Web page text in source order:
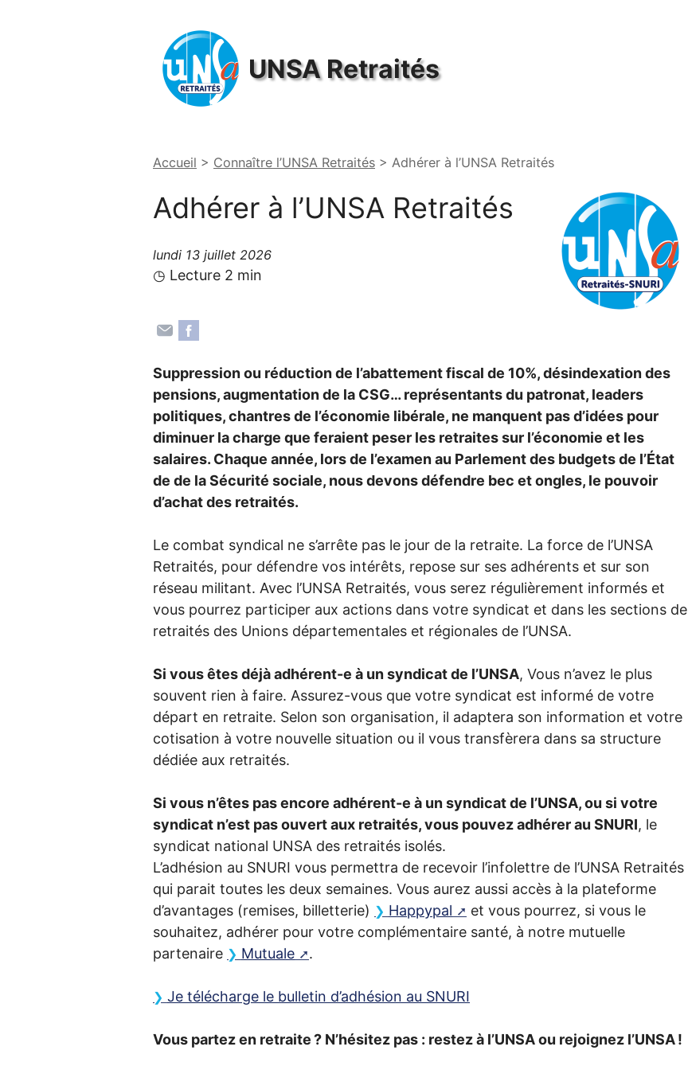
UNSARetraités
Accueil > Connaître l’UNSA Retraités > Adhérer à l’UNSA Retraités
Adhérer à l’UNSA Retraités
lundi 13 juillet 2026
◷ Lecture 2 min
Suppression ou réduction de l’abattement fiscal de 10%, désindexation des
pensions, augmentation de la CSG… représentants du patronat, leaders
politiques, chantres de l’économie libérale, ne manquent pas d’idées pour
diminuer la charge que feraient peser les retraites sur l’économie et les
salaires. Chaque année, lors de l’examen au Parlement des budgets de l’État
de de la Sécurité sociale, nous devons défendre bec et ongles, le pouvoir
d’achat des retraités.
Le combat syndical ne s’arrête pas le jour de la retraite. La force de l’UNSA
Retraités, pour défendre vos intérêts, repose sur ses adhérents et sur son
réseau militant. Avec l’UNSA Retraités, vous serez régulièrement informés et
vous pourrez participer aux actions dans votre syndicat et dans les sections de
retraités des Unions départementales et régionales de l’UNSA.
Si vous êtes déjà adhérent-e à un syndicat de l’UNSA, Vous n’avez le plus
souvent rien à faire. Assurez-vous que votre syndicat est informé de votre
départ en retraite. Selon son organisation, il adaptera son information et votre
cotisation à votre nouvelle situation ou il vous transfèrera dans sa structure
dédiée aux retraités.
Si vous n’êtes pas encore adhérent-e à un syndicat de l’UNSA, ou si votre
syndicat n’est pas ouvert aux retraités, vous pouvez adhérer au SNURI, le
syndicat national UNSA des retraités isolés.
L’adhésion au SNURI vous permettra de recevoir l’infolettre de l’UNSA Retraités
qui parait toutes les deux semaines. Vous aurez aussi accès à la plateforme
d’avantages (remises, billetterie)
Happypal
et vous pourrez, si vous le
souhaitez, adhérer pour votre complémentaire santé, à notre mutuelle
partenaire
Mutuale .
Je télécharge le bulletin d’adhésion au SNURI
Vous partez en retraite? N’hésitez pas : restez à l’UNSAou rejoignez l’UNSA!